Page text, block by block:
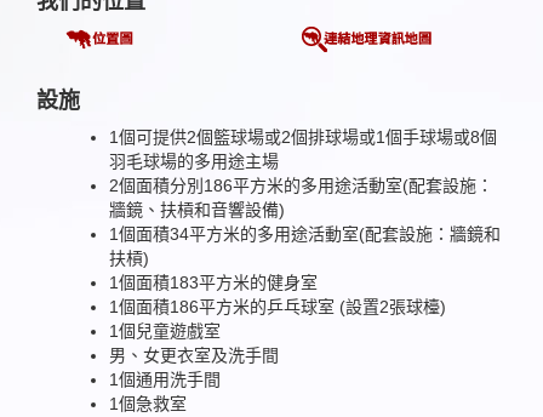
設施
1個可提供2個籃球場或2個排球場或1個手球場或8個
羽毛球場的多用途主場
2個面積分別186平方米的多用途活動室(配套設施：
牆鏡、扶槓和音響設備)
1個面積34平方米的多用途活動室(配套設施：牆鏡和
扶槓)
1個面積183平方米的健身室
1個面積186平方米的乒乓球室 (設置2張球檯)
1個兒童遊戲室
男、女更衣室及洗手間
1個通用洗手間
1個急救室